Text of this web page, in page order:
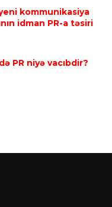
kommunikasiya
idman PR-a təsiri
PR niyə vacıbdir?